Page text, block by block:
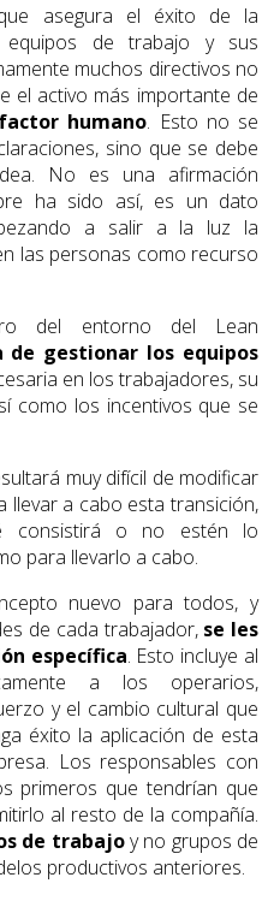
asegura el éxito de la
de trabajo y sus
muchos directivos no
el activo más importante de
humano. Esto no se
sino que se debe
No es una afirmación
ha sido así, es un dato
a salir a la luz la
las personas como recurso
del entorno del Lean
de gestionar los equipos
en los trabajadores, su
como los incentivos que se
muy difícil de modificar
llevar a cabo esta transición,
consistirá o no estén lo
para llevarlo a cabo.
nuevo para todos, y
de cada trabajador, se les
específica. Esto incluye al
a los operarios,
y el cambio cultural que
éxito la aplicación de esta
Los responsables con
primeros que tendrían que
al resto de la compañía.
de trabajoy no grupos de
productivos anteriores.